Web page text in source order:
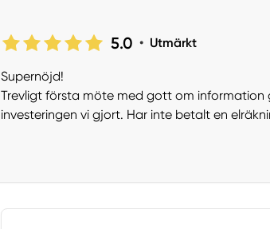
5.0 • Utmärkt
Supernöjd!
Trevligt första möte med gott om information
investeringen vi gjort. Har inte betalt en